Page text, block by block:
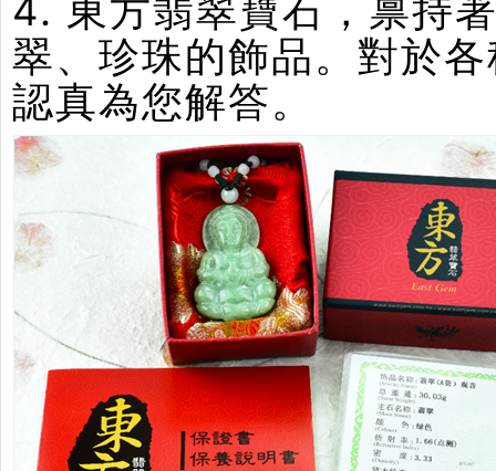
4. 東方翡翠寶石，禀持
翠、珍珠的飾品。對於
認真為您解答。